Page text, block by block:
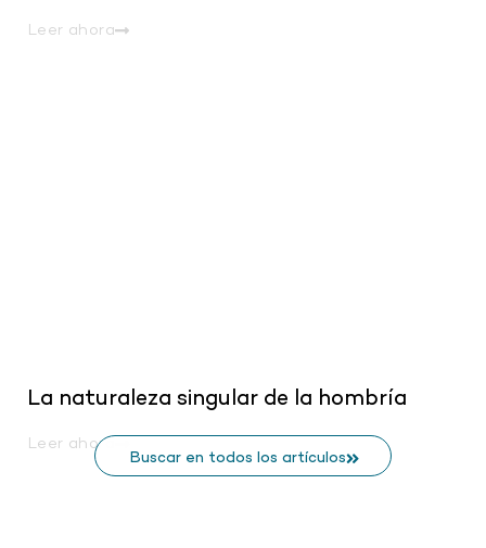
Leer ahora
La naturaleza singular de la hombría
Leer ahora
Buscar en todos los artículos